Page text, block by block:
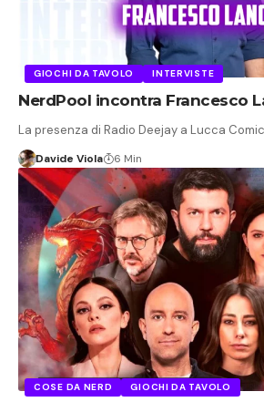
GIOCHI DA TAVOLO INTERVISTE
NerdPool incontra Francesco
La presenza di Radio Deejay a Lucca
Davide Viola 6 Min
COSE DA NERD GIOCHI DA TAVOLO